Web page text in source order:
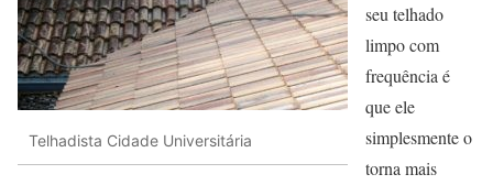
Telhadista Cidade Universitária
seu telhado
limpo com
frequência é
que ele
simplesmente o
torna mais